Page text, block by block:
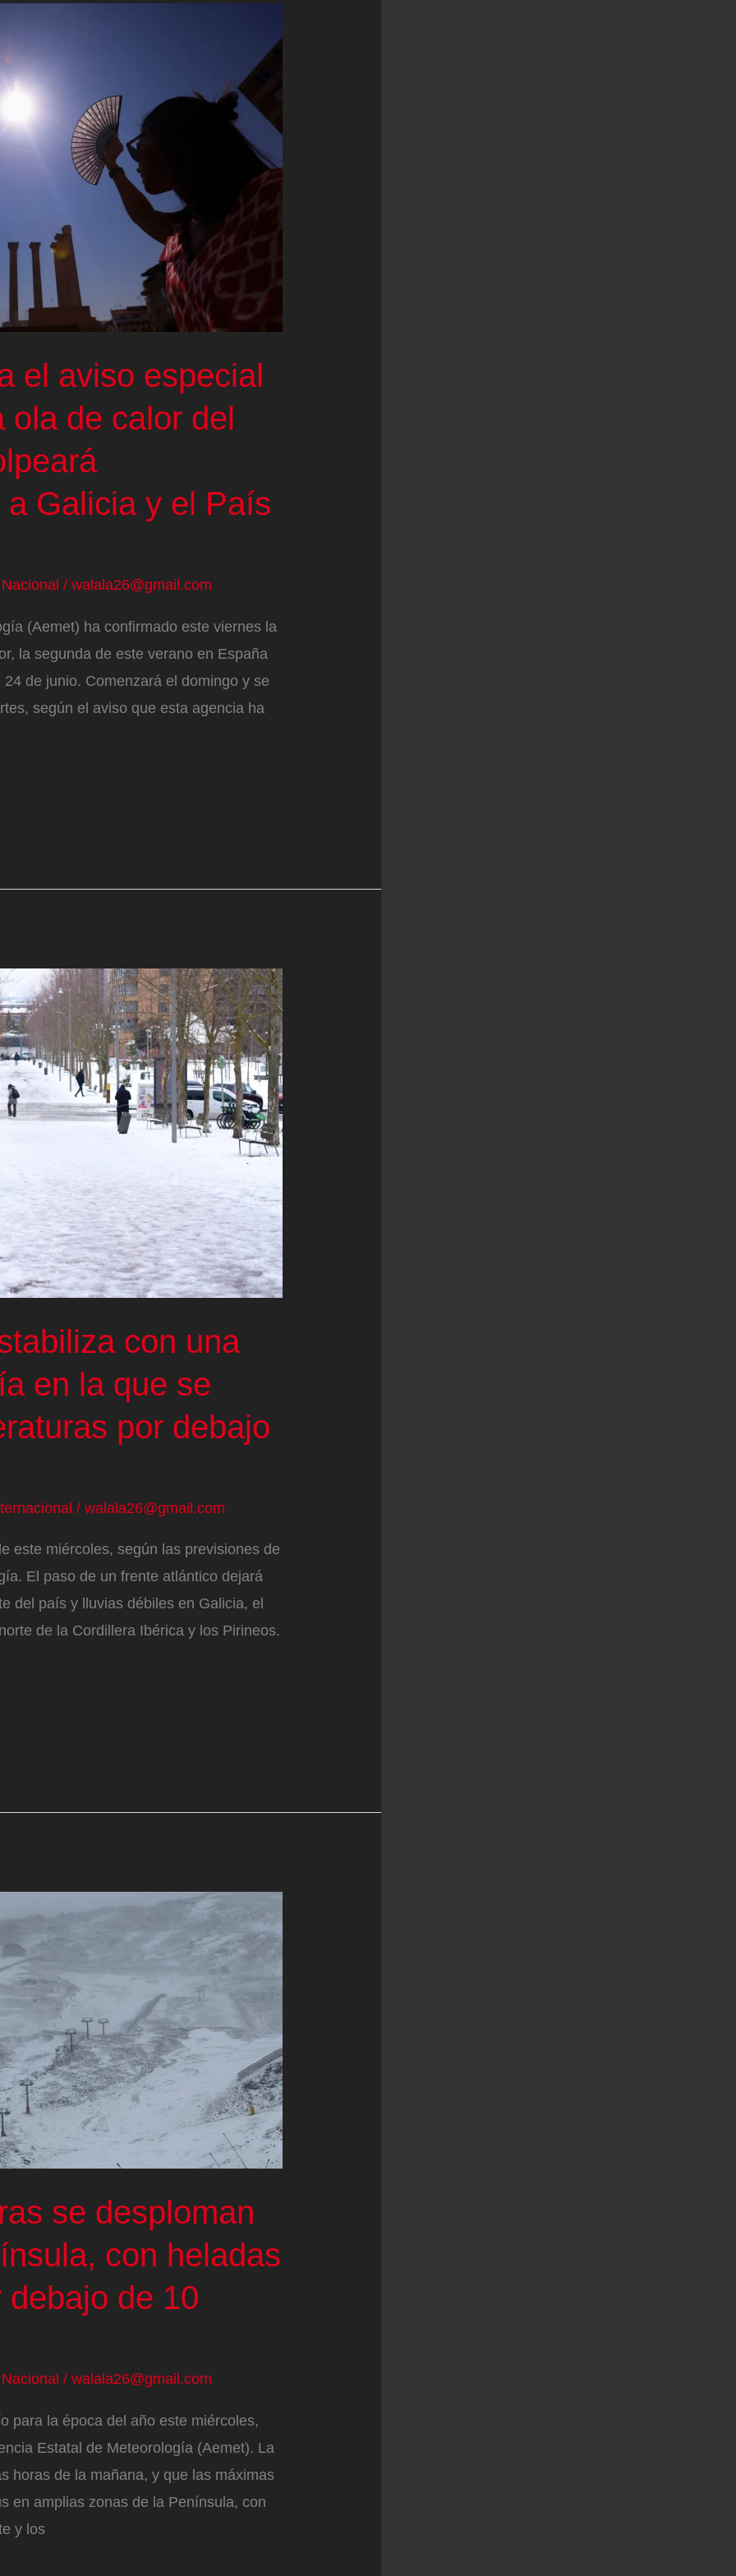
el aviso especial
ola de calor del
Galicia y el País
Nacional / walala26@gmail.com
(Aemet) ha confirmado este viernes la
la segunda de este verano en España
de junio. Comenzará el domingo y se
según el aviso que esta agencia ha
con una
en la que se
por debajo
/ walala26@gmail.com
este miércoles, según las previsiones de
El paso de un frente atlántico dejará
del país y lluvias débiles en Galicia, el
de la Cordillera Ibérica y los Pirineos.
se desploman
con heladas
de 10
Nacional / walala26@gmail.com
para la época del año este miércoles,
Estatal de Meteorología (Aemet). La
horas de la mañana, y que las máximas
en amplias zonas de la Península, con
y los